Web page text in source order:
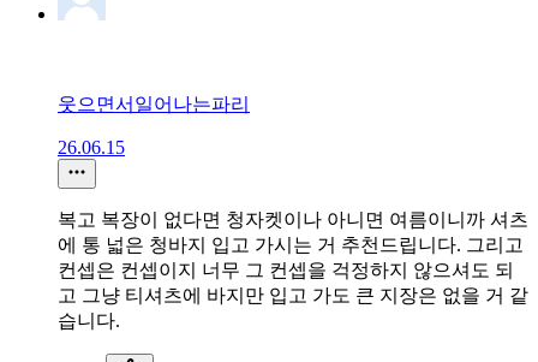
웃으면서일어나는파리
26.06.15
복고 복장이 없다면 청자켓이나 아니면 여름이니까 셔츠
에 통 넓은 청바지 입고 가시는 거 추천드립니다. 그리고
컨셉은 컨셉이지 너무 그 컨셉을 걱정하지 않으셔도 되
고 그냥 티셔츠에 바지만 입고 가도 큰 지장은 없을 거 같
습니다.